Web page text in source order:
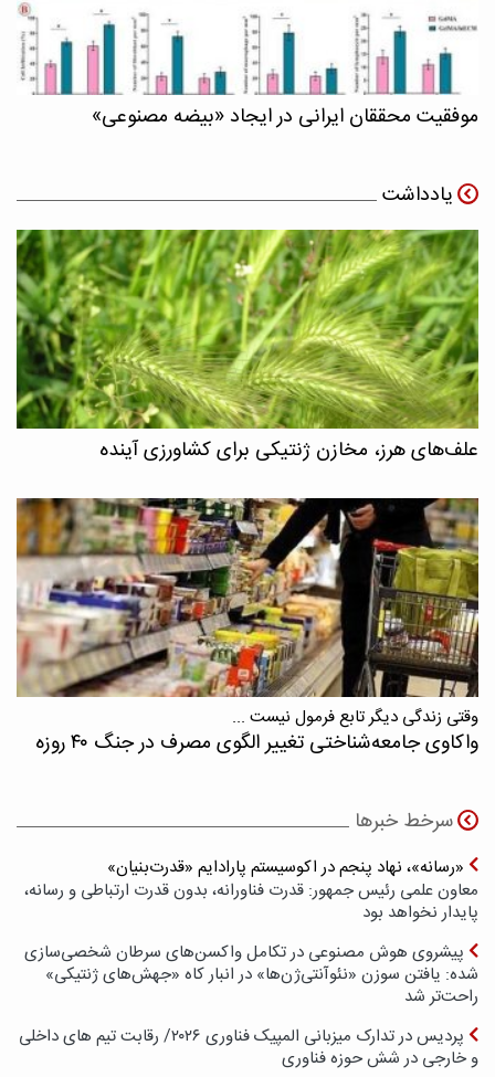
موفقیت محققان ایرانی در ایجاد «بیضه مصنوعی»
یادداشت
علف‌های هرز، مخازن ژنتیکی برای کشاورزی آینده
وقتی زندگی دیگر تابع فرمول نیست ...
واکاوی جامعه‌شناختی تغییر الگوی مصرف در جنگ ۴۰ روزه
سرخط خبرها
«رسانه»، نهاد پنجم در اکوسیستم پارادایم «قدرت‌بنیان»
معاون علمی رئیس جمهور: قدرت فناورانه، بدون قدرت ارتباطی و رسانه،
پایدار نخواهد بود
پیشروی هوش مصنوعی در تکامل واکسن‌های سرطان شخصی‌سازی
شده: یافتن سوزن «نئوآنتی‌ژن‌ها» در انبار کاه «جهش‌های ژنتیکی»
راحت‌تر شد
پردیس در تدارک میزبانی المپیک فناوری ۲۰۲۶/ رقابت تیم های داخلی
و خارجی در شش حوزه فناوری